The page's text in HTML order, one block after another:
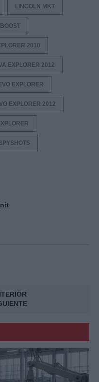
LINCOLN MKT
2010
EXPLORER 2012
EXPLORER
EXPLORER 2012